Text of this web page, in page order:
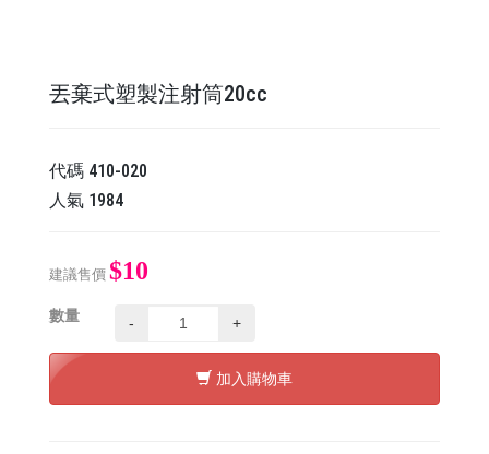
丟棄式塑製注射筒20cc
代碼 410-020
人氣 1984
建議售價 $10
數量 - +
加入購物車